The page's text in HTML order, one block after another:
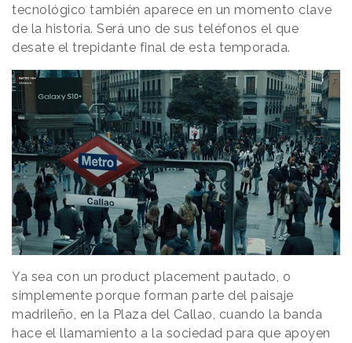
tecnológico también aparece en un momento clave
de la historia. Será uno de sus teléfonos el que
desate el trepidante final de esta temporada.
Ya sea con un product placement pautado, o
simplemente porque forman parte del paisaje
madrileño, en la Plaza del Callao, cuando la banda
hace el llamamiento a la sociedad para que apoyen